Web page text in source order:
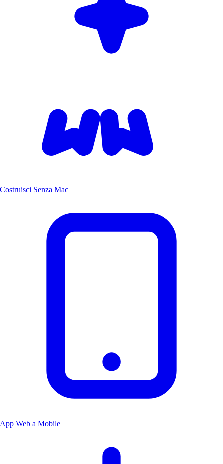
Costruisci Senza Mac
App Web a Mobile